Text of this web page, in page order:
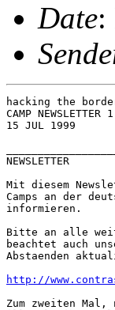
Date:
hacking the
CAMP NEWSLETTER 1
15 JUL 1999
NEWSLETTER
Mit diesem
Camps an der
informieren.
Bitte an alle
beachtet auch
Abstaenden
http://
Zum zweiten